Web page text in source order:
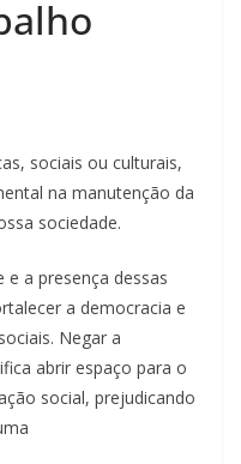
sociais ou culturais,
na manutenção da
sociedade.
a presença dessas
a democracia e
Negar a
abrir espaço para o
social, prejudicando